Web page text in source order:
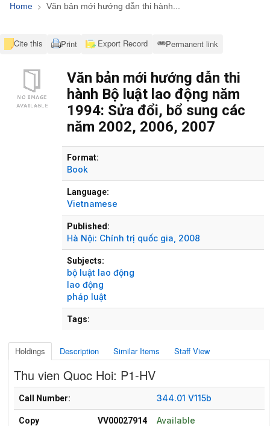
Home Văn bản mới hướng dẫn thi hành...
Cite this Print Export Record Permanent link
Văn bản mới hướng dẫn thi
hành Bộ luật lao động năm
1994: Sửa đổi, bổ sung các
năm 2002, 2006, 2007
Format:
Book
Language:
Vietnamese
Published:
Hà Nội: Chính trị quốc gia, 2008
Subjects:
bộ luật lao động
lao động
pháp luật
Tags:
Holdings Description Similar Items Staff View
Thu vien Quoc Hoi: P1-HV
Call Number: 344.01 V115b
Copy VV00027914 Available